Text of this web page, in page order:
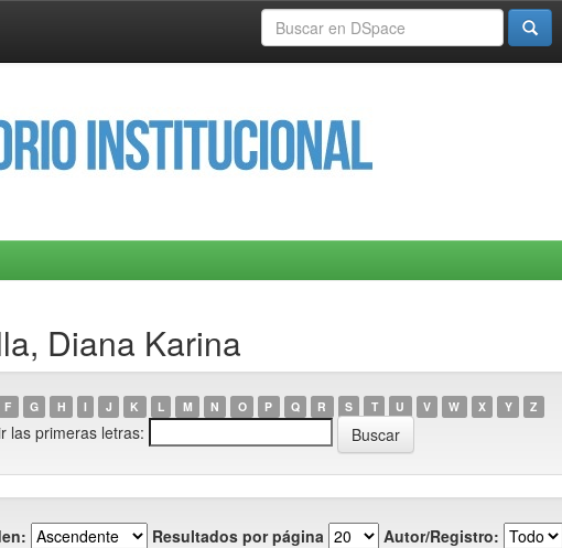
Diana Karina
F G H I J K L M N O P Q R S T U V W X Y Z
las primeras letras:
Resultados por página Autor/Registro: